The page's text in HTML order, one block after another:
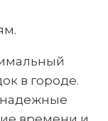
в городе.